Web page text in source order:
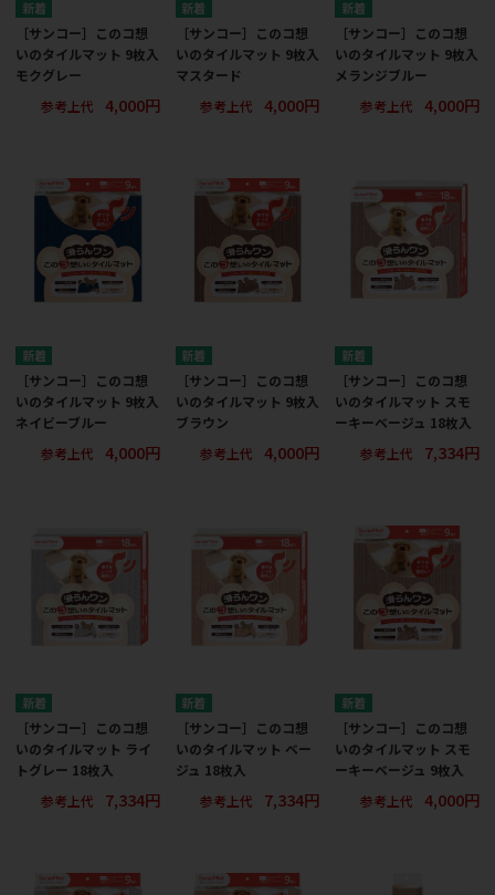
［サンコー］このコ想
いのタイルマット 9枚入
モクグレー
参考上代
4,000円
［サンコー］このコ想
いのタイルマット 9枚入
マスタード
参考上代
4,000円
［サンコー］このコ想
いのタイルマット 9枚入
メランジブルー
参考上代
4,000円
［サンコー］このコ想
いのタイルマット 9枚入
ネイビーブルー
参考上代
4,000円
［サンコー］このコ想
いのタイルマット 9枚入
ブラウン
参考上代
4,000円
［サンコー］このコ想
いのタイルマット スモ
ーキーベージュ 18枚入
参考上代
7,334円
［サンコー］このコ想
いのタイルマット ライ
トグレー 18枚入
参考上代
7,334円
［サンコー］このコ想
いのタイルマット ベー
ジュ 18枚入
参考上代
7,334円
［サンコー］このコ想
いのタイルマット スモ
ーキーベージュ 9枚入
参考上代
4,000円